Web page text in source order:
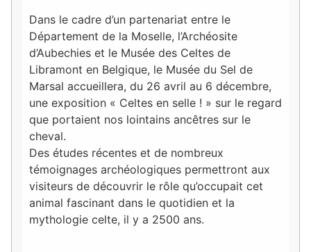
Dans le cadre d’un partenariat entre le
Département de la Moselle, l’Archéosite
d’Aubechies et le Musée des Celtes de
Libramont en Belgique, le Musée du Sel de
Marsal accueillera, du 26 avril au 6 décembre,
une exposition « Celtes en selle ! » sur le regard
que portaient nos lointains ancêtres sur le
cheval.
Des études récentes et de nombreux
témoignages archéologiques permettront aux
visiteurs de découvrir le rôle qu’occupait cet
animal fascinant dans le quotidien et la
mythologie celte, il y a 2500 ans.